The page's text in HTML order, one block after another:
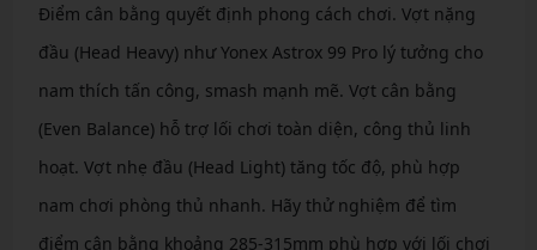
Điểm cân bằng quyết định phong cách chơi. Vợt nặng
đầu (Head Heavy) như Yonex Astrox 99 Pro lý tưởng cho
nam thích tấn công, smash mạnh mẽ. Vợt cân bằng
(Even Balance) hỗ trợ lối chơi toàn diện, công thủ linh
hoạt. Vợt nhẹ đầu (Head Light) tăng tốc độ, phù hợp
nam chơi phòng thủ nhanh. Hãy thử nghiệm để tìm
điểm cân bằng khoảng 285-315mm phù hợp với lối chơi